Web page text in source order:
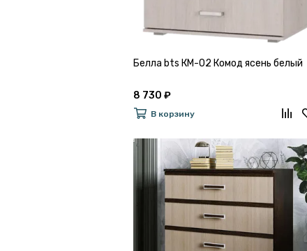
Белла bts КМ-02 Комод ясень белый
8 730 ₽
В корзину